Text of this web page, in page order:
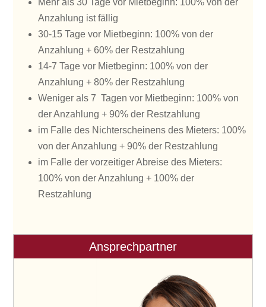
Mehr als 30 Tage vor Mietbeginn: 100% von der
Anzahlung ist fällig
30-15 Tage vor Mietbeginn: 100% von der
Anzahlung + 60% der Restzahlung
14-7 Tage vor Mietbeginn: 100% von der
Anzahlung + 80% der Restzahlung
Weniger als 7 Tagen vor Mietbeginn: 100% von
der Anzahlung + 90% der Restzahlung
im Falle des Nichterscheinens des Mieters: 100%
von der Anzahlung + 90% der Restzahlung
im Falle der vorzeitiger Abreise des Mieters:
100% von der Anzahlung + 100% der
Restzahlung
Ansprechpartner